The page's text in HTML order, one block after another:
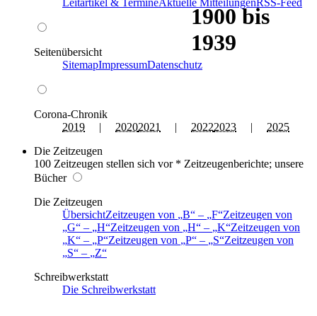
Leitartikel & TermineAktuelle MitteilungenRSS-Feed
Seitenübersicht
SitemapImpressumDatenschutz
Corona-Chronik
2019 | 20202021 | 20222023 | 2025
Die Zeitzeugen
100 Zeitzeugen stellen sich vor * Zeitzeugenberichte; unsere
Bücher
Die Zeitzeugen
ÜbersichtZeitzeugen von B – F Zeitzeugen von
G
– H Zeitzeugen von H – K Zeitzeugen von
K
– P Zeitzeugen von P – S Zeitzeugen von
S
–
Z
Schreibwerkstatt
Die Schreibwerkstatt
1900 bis
1939